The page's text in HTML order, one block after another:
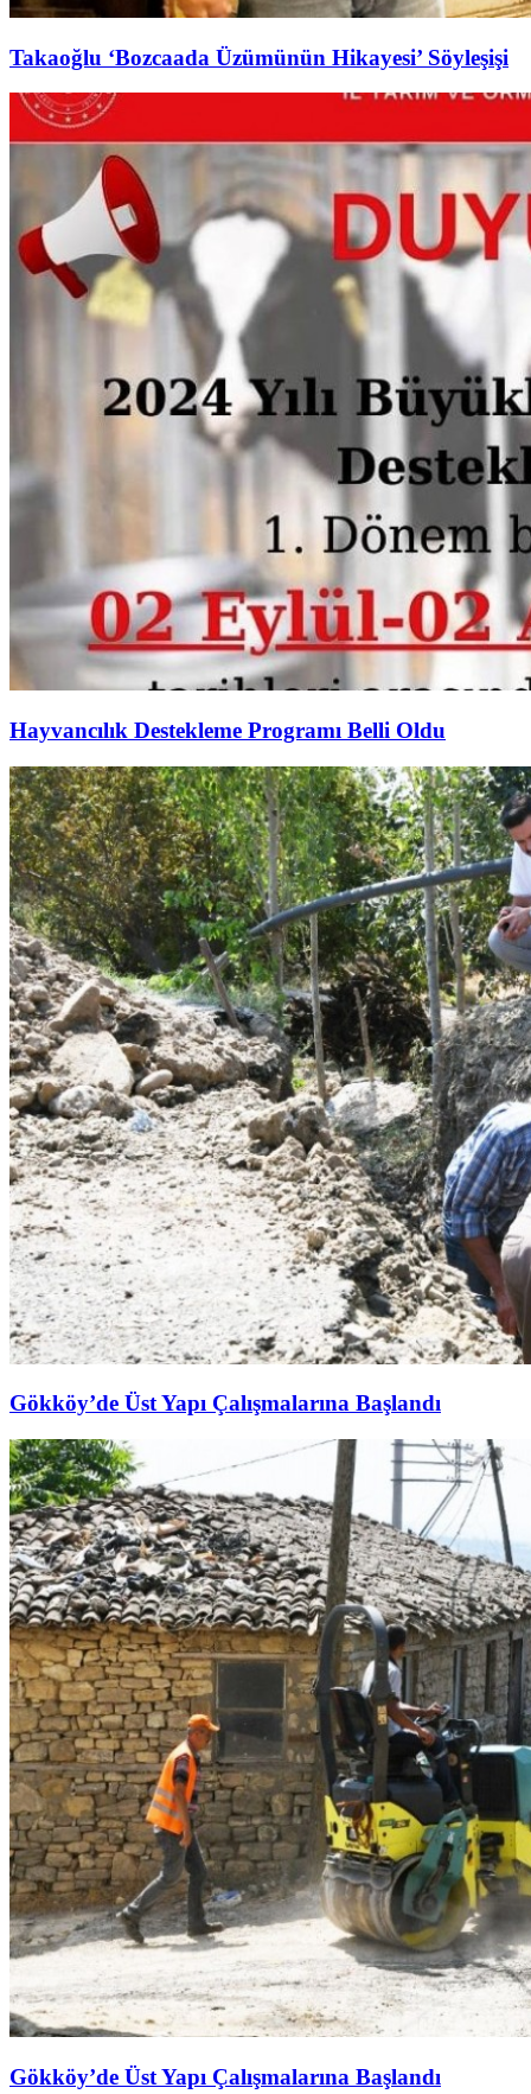
Takaoğlu ‘Bozcaada Üzümünün Hikayesi’ Söyleşişi
Hayvancılık Destekleme Programı Belli Oldu
Gökköy’de Üst Yapı Çalışmalarına Başlandı
Gökköy’de Üst Yapı Çalışmalarına Başlandı